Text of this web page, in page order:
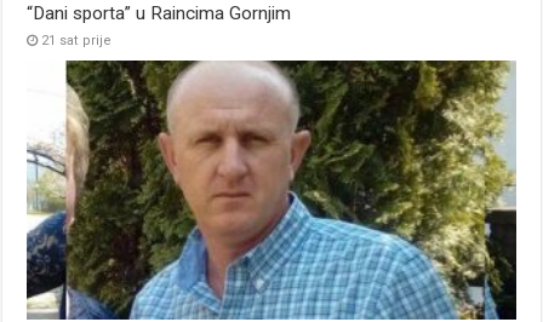
“Dani sporta” u Raincima Gornjim
21 sat prije